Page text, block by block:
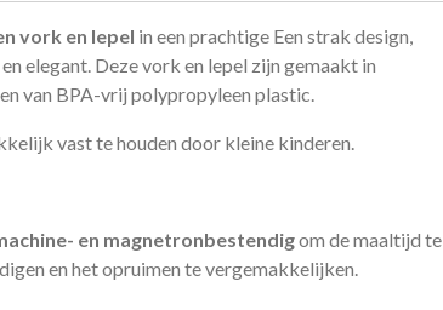
vork en lepel in een prachtige Een strak design,
elegant. Deze vork en lepel zijn gemaakt in
van BPA-vrij polypropyleen plastic.
vast te houden door kleine kinderen.
en magnetronbestendigom de maaltijd te
en het opruimen te vergemakkelijken.